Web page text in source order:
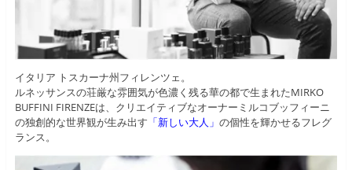
イタリア トスカーナ州フィレンツェ。
ルネッサンスの荘厳な雰囲気が色濃く残る華の都で生まれたMIRKO
BUFFINI FIRENZEは、クリエイティブなオーナーミルコブッフィーニ
の独創的な世界観が生み出す 「新しい大人」 の個性を輝かせるフレグ
ランス。